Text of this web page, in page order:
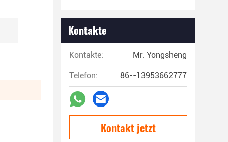
Kontakte
Kontakte: Mr. Yongsheng
Telefon: 86--13953662777
Kontakt jetzt